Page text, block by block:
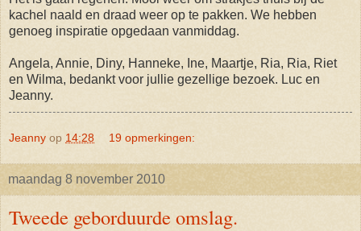
kachel naald en draad weer op te pakken. We hebben
genoeg inspiratie opgedaan vanmiddag.
Angela, Annie, Diny, Hanneke, Ine, Maartje, Ria, Ria, Riet
en Wilma, bedankt voor jullie gezellige bezoek. Luc en
Jeanny.
Jeanny op 14:28 19 opmerkingen:
maandag 8 november 2010
Tweede geborduurde omslag.